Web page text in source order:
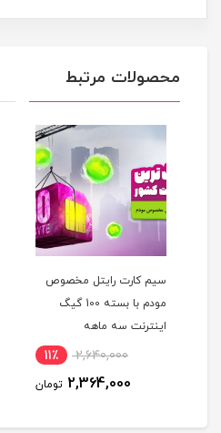
محصولات مرتبط
مودم 4G LTE / TD-LTE
عدد آنتن خارجی 19 دسی‌بل
22,500,000 12٪
19,990,000 تومان